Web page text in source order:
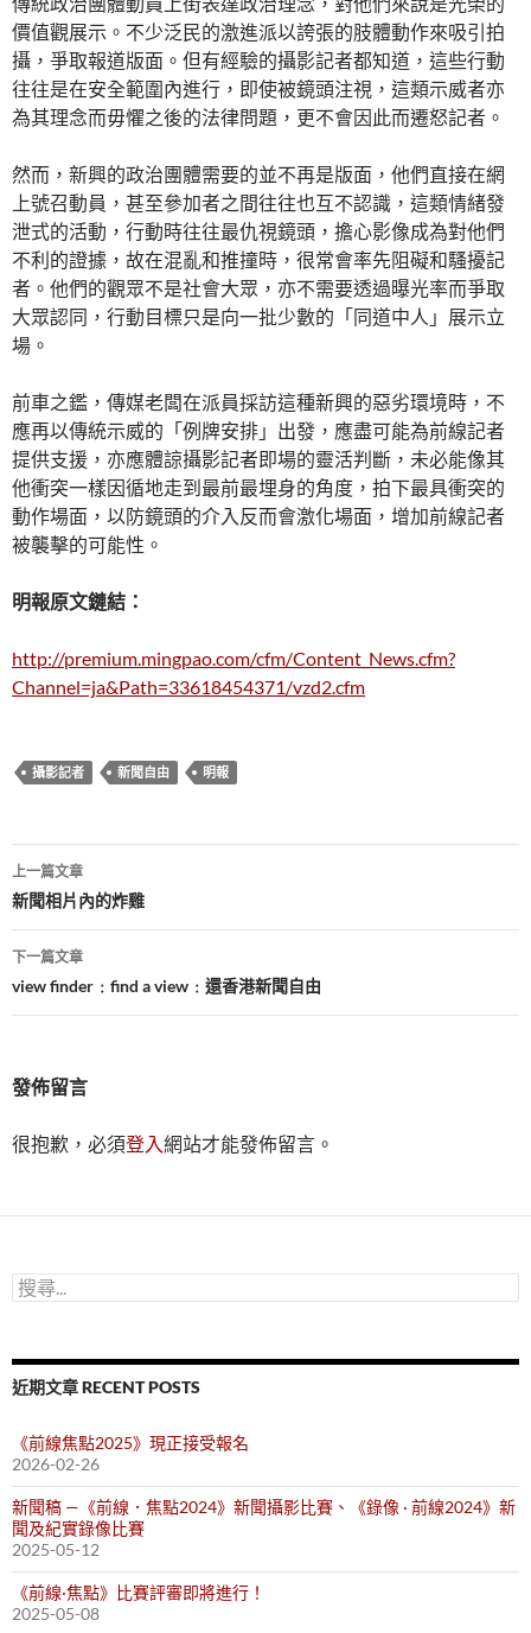
價值觀展示。不少泛民的激進派以誇張的肢體動作來吸引拍
攝，爭取報道版面。但有經驗的攝影記者都知道，這些行動
往往是在安全範圍內進行，即使被鏡頭注視，這類示威者亦
為其理念而毋懼之後的法律問題，更不會因此而遷怒記者。
然而，新興的政治團體需要的並不再是版面，他們直接在網
上號召動員，甚至參加者之間往往也互不認識，這類情緒發
泄式的活動，行動時往往最仇視鏡頭，擔心影像成為對他們
不利的證據，故在混亂和推撞時，很常會率先阻礙和騷擾記
者。他們的觀眾不是社會大眾，亦不需要透過曝光率而爭取
大眾認同，行動目標只是向一批少數的「同道中人」展示立
場。
前車之鑑，傳媒老闆在派員採訪這種新興的惡劣環境時，不
應再以傳統示威的「例牌安排」出發，應盡可能為前線記者
提供支援，亦應體諒攝影記者即場的靈活判斷，未必能像其
他衝突一樣因循地走到最前最埋身的角度，拍下最具衝突的
動作場面，以防鏡頭的介入反而會激化場面，增加前線記者
被襲擊的可能性。
明報原文鏈結：
http://premium.mingpao.com/cfm/Content_News.cfm?
Channel=ja&Path=33618454371/vzd2.cfm
攝影記者 新聞自由 明報
文
章
導
覽
上一篇文章
新聞相片內的炸雞
下一篇文章
view finder﹕find a view﹕還香港新聞自由
發佈留言
很抱歉，必須登入網站才能發佈留言。
搜
尋
字:
近期文章 RECENT POSTS
《前線焦點2025》現正接受報名
2026-02-26
新聞稿 —《前線．焦點2024》新聞攝影比賽、《錄像 · 前線2024》新
聞及紀實錄像比賽
2025-05-12
《前線·焦點》比賽評審即將進行！
2025-05-08